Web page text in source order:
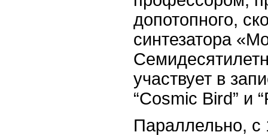
допотопного,
синтезатора «
участвует в
“Cosmic Bird” и “
Параллельно, с